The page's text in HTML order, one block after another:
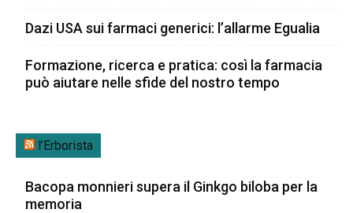
Dazi USA sui farmaci generici: l’allarme Egualia
Formazione, ricerca e pratica: così la farmacia
può aiutare nelle sfide del nostro tempo
l’Erborista
Bacopa monnieri supera il Ginkgo biloba per la
memoria